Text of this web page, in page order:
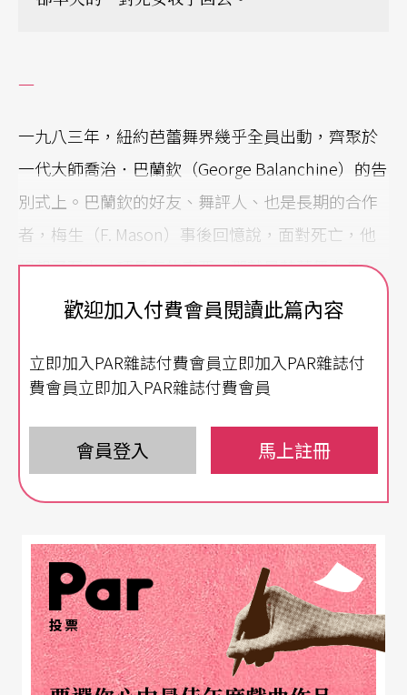
一
一九八三年，紐約芭蕾舞界幾乎全員出動，齊聚於
一代大師喬治．巴蘭欽（George Balanchine）的告
別式上。巴蘭欽的好友、舞評人、也是長期的合作
者，梅生（F. Mason）事後回憶說，面對死亡，他
想起了至少一項長存的東西，那就是芭蕾舞本身的
家庭傳統。
什麼是家庭傳統呢？依據梅生的看法，當天成千上
百，跑來參加喪禮且親自走過死者面前致哀的舞
處、共同而嚴格的科班出身的背景，可說構成了一
個大家庭；而傳統則是，他們昔日從大師身上間接
梅生稍後邀齊了近九十人的作者群，編成《回憶巴
蘭欽》一書，於九一年出版。此書印行後，廣受讚
揚，公認是理解巴蘭欽，也是理解二十世紀芭蕾舞
世界的重要作品。除了梅生廣發英雄帖，邀集眾多
歡迎加入付費會員閱讀此篇內容
立即加入PAR雜誌付費會員立即加入PAR雜誌付
費會員立即加入PAR雜誌付費會員
會員登入 馬上註冊
投票